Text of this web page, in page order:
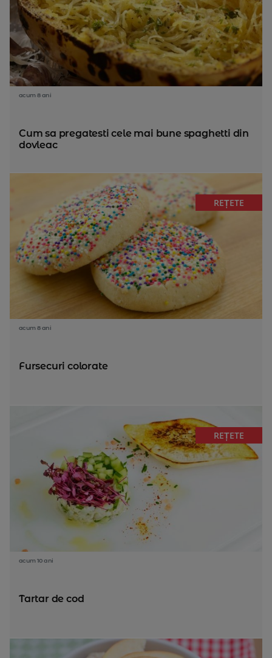
acum 8 ani
Cum sa pregatesti cele mai bune spaghetti din
dovleac
REȚETE
acum 8 ani
Fursecuri colorate
REȚETE
acum 10 ani
Tartar de cod